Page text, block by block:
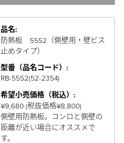
品名:
防熱板 55S2（側壁用・壁ビス
止めタイプ）
型番（品名コード）:
RB-55S2(52-2354)
希望小売価格（税込）:
¥9,680 (税抜価格¥8,800)
側壁用防熱板。コンロと側壁の
距離が近い場合にオススメで
す。